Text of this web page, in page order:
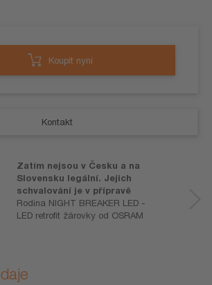
Koupit nyní
Kontakt
Zatím nejsou v Česku a na
Slovensku legální. Jejich
schvalování je v přípravě
Rodina NIGHT BREAKER LED -
LED retrofit žárovky od OSRAM